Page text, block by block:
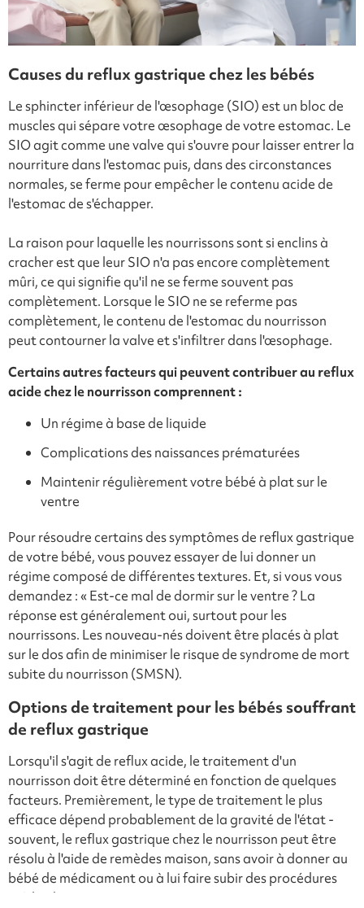
Causes du reflux gastrique chez les bébés
Le sphincter inférieur de l'œsophage (SIO) est un bloc de
muscles qui sépare votre œsophage de votre estomac. Le
SIO agit comme une valve qui s'ouvre pour laisser entrer la
nourriture dans l'estomac puis, dans des circonstances
normales, se ferme pour empêcher le contenu acide de
l'estomac de s'échapper.
La raison pour laquelle les nourrissons sont si enclins à
cracher est que leur SIO n'a pas encore complètement
mûri, ce qui signifie qu'il ne se ferme souvent pas
complètement. Lorsque le SIO ne se referme pas
complètement, le contenu de l'estomac du nourrisson
peut contourner la valve et s'infiltrer dans l'œsophage.
Certains autres facteurs qui peuvent contribuer au reflux
acide chez le nourrisson comprennent :
Un régime à base de liquide
Complications des naissances prématurées
Maintenir régulièrement votre bébé à plat sur le
ventre
Pour résoudre certains des symptômes de reflux gastrique
de votre bébé, vous pouvez essayer de lui donner un
régime composé de différentes textures. Et, si vous vous
demandez : « Est-ce mal de dormir sur le ventre ? La
réponse est généralement oui, surtout pour les
nourrissons. Les nouveau-nés doivent être placés à plat
sur le dos afin de minimiser le risque de syndrome de mort
subite du nourrisson (SMSN).
Options de traitement pour les bébés souffrant
de reflux gastrique
Lorsqu'il s'agit de reflux acide, le traitement d'un
nourrisson doit être déterminé en fonction de quelques
facteurs. Premièrement, le type de traitement le plus
efficace dépend probablement de la gravité de l'état -
souvent, le reflux gastrique chez le nourrisson peut être
résolu à l'aide de remèdes maison, sans avoir à donner au
bébé de médicament ou à lui faire subir des procédures
médicales invasives.